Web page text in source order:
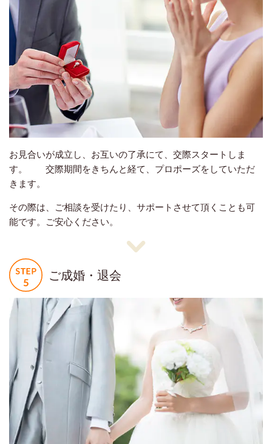
お見合いが成立し、お互いの了承にて、交際スタートしま
す。 交際期間をきちんと経て、プロポーズをしていただ
きます。
その際は、ご相談を受けたり、サポートさせて頂くことも可
能です。ご安心ください。
ご成婚・退会